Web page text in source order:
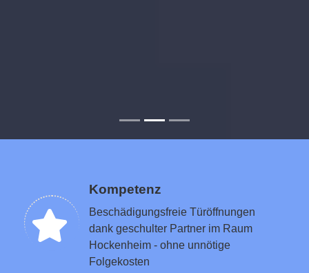
Kompetenz
Beschädigungsfreie Türöffnungen
dank geschulter Partner im Raum
Hockenheim - ohne unnötige
Folgekosten